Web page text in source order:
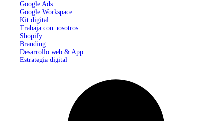
Google Ads
Google Workspace
Kit digital
Trabaja con nosotros
Shopify
Branding
Desarrollo web & App
Estrategia digital